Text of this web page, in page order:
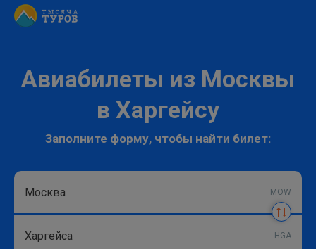
Авиабилеты из Москвы
в Харгейсу
Заполните форму, чтобы найти билет:
MOW
HGA